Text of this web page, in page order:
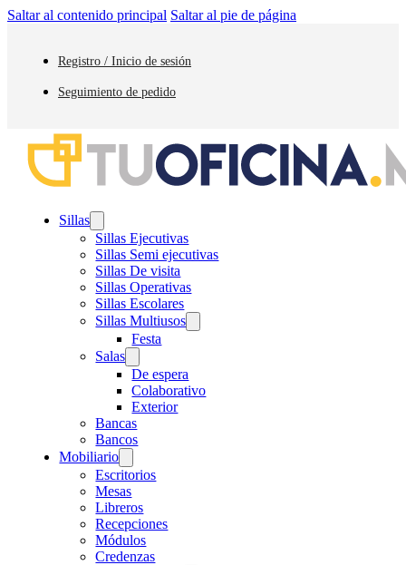
Saltar al contenido principal Saltar al pie de página
Registro / Inicio de sesión
Seguimiento de pedido
Sillas
Sillas Ejecutivas
Sillas Semi ejecutivas
Sillas De visita
Sillas Operativas
Sillas Escolares
Sillas Multiusos
Festa
Salas
De espera
Colaborativo
Exterior
Bancas
Bancos
Mobiliario
Escritorios
Mesas
Libreros
Recepciones
Módulos
Credenzas